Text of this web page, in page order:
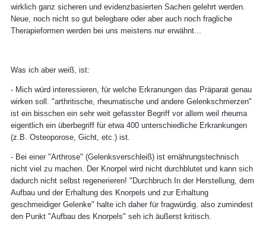
wirklich ganz sicheren und evidenzbasierten Sachen gelehrt werden.
Neue, noch nicht so gut belegbare oder aber auch noch fragliche
Therapieformen werden bei uns meistens nur erwähnt...
Was ich aber weiß, ist:
- Mich würd interessieren, für welche Erkranungen das Präparat genau
wirken soll. "arthritische, rheumatische und andere Gelenkschmerzen"
ist ein bisschen ein sehr weit gefasster Begriff vor allem weil rheuma
eigentlich ein überbegriff für etwa 400 unterschiedliche Erkrankungen
(z.B. Osteoporose, Gicht, etc.) ist.
- Bei einer "Arthrose" (Gelenksverschleiß) ist ernährungstechnisch
nicht viel zu machen. Der Knorpel wird nicht durchblutet und kann sich
dadurch nicht selbst regenerieren! "Durchbruch In der Herstellung, dem
Aufbau und der Erhaltung des Knorpels und zur Erhaltung
geschmeidiger Gelenke" halte ich daher für fragwürdig. also zumindest
den Punkt "Aufbau des Knorpels" seh ich äußerst kritisch.